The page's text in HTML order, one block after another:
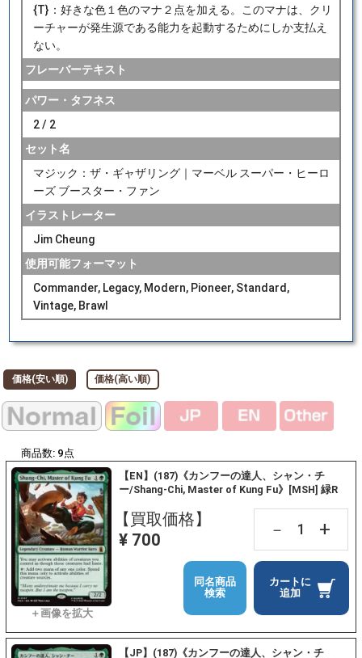
{T}：好きな色１色のマナ２点を加える。このマナは、クリ
ーチャーが発生源である能力を起動するためにしか支払え
ない。
フレーバーテキスト
パワー・タフネス
2 / 2
セット名
マジック：ザ・ギャザリング｜マーベル スーパー・ヒーロ
ーズ ブースター・ファン
イラストレーター
Jim Cheung
使用可能フォーマット
Commander, Legacy, Modern, Pioneer, Standard,
Vintage, Brawl
価格(安い順) 価格(高い順)
商品数: 9点
【EN】(187)《カンフーの達人、シャン・チ
ー/Shang-Chi, Master of Kung Fu》[MSH] 緑R
【買取価格】
¥ 700
－ +
カートに
追加
同名商品
検索
【JP】(187)《カンフーの達人、シャン・チ